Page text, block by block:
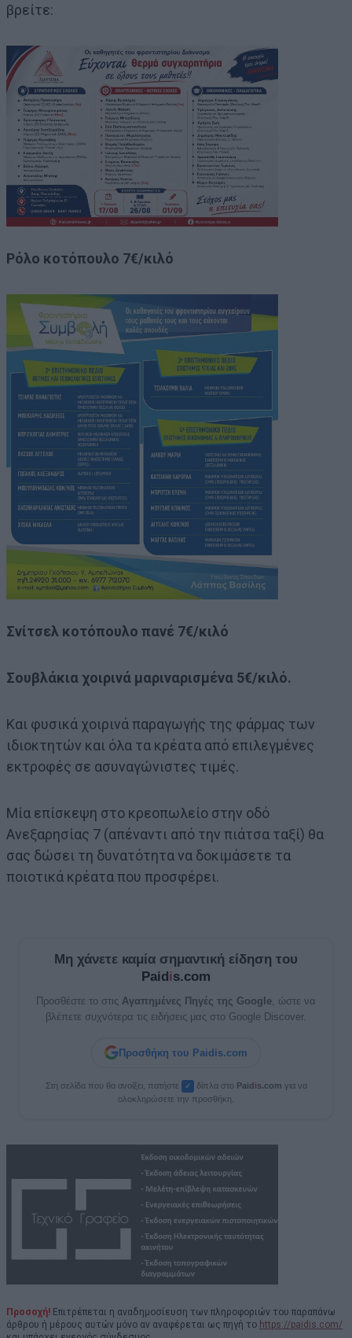
βρείτε:
Ρόλο κοτόπουλο 7€/κιλό
Σνίτσελ κοτόπουλο πανέ 7€/κιλό
Σουβλάκια χοιρινά μαριναρισμένα 5€/κιλό.
Και φυσικά χοιρινά παραγωγής της φάρμας των
ιδιοκτητών και όλα τα κρέατα από επιλεγμένες
εκτροφές σε ασυναγώνιστες τιμές.
Μία επίσκεψη στο κρεοπωλείο στην οδό
Ανεξαρησίας 7 (απέναντι από την πιάτσα ταξί) θα
σας δώσει τη δυνατότητα να δοκιμάσετε τα
ποιοτικά κρέατα που προσφέρει.
Μη χάνετε καμία σημαντική είδηση του
Paidis.com
Προσθέστε το στις Αγαπημένες Πηγές της Google , ώστε να
βλέπετε συχνότερα τις ειδήσεις μας στο Google Discover.
Προσθήκη του Paidis.com
Στη σελίδα που θα ανοίξει, πατήστε ✓ δίπλα στο Paidis.com για να
ολοκληρώσετε την προσθήκη.
Προσοχή! Επιτρέπεται η αναδημοσίευση των πληροφοριών του παραπάνω
άρθρου ή μέρους αυτών μόνο αν αναφέρεται ως πηγή το https://paidis.com/